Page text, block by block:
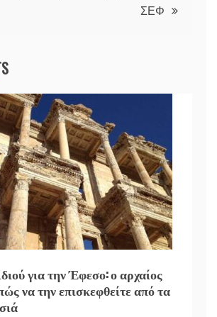
ΣΕΦ
για την Έφεσο: ο αρχαίος
να την επισκεφθείτε από τα